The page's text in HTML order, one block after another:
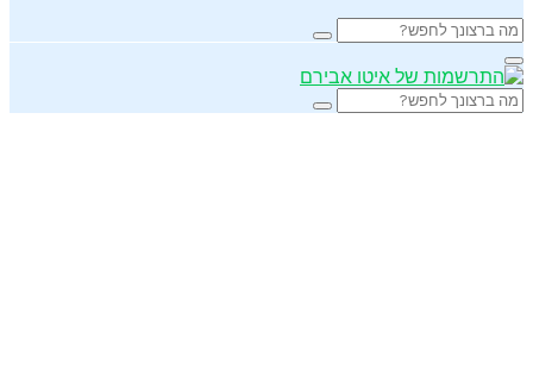
Search
for:
Search
Primary
Menu
Search
for:
Search